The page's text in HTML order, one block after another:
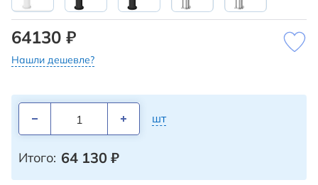
64130 ₽
Нашли дешевле?
шт
Итого: 64 130 ₽